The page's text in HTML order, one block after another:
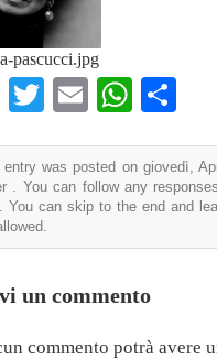
pascucci.jpg
Facebook
TwitterEmail
entry was posted on giovedì,
. You can follow any
You can skip to the end and
un commento
commento potrà avere